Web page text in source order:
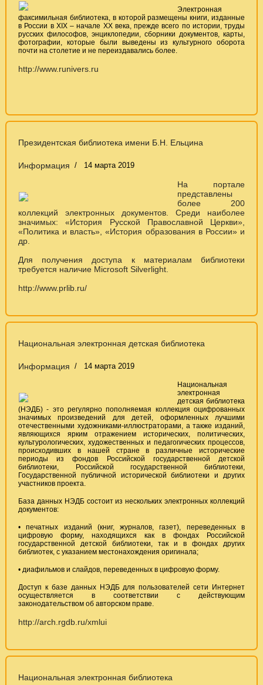
Электронная
факсимильная библиотека, в которой размещены книги, изданные
в России в ХIХ – начале ХХ века, прежде всего по истории, труды
русских философов, энциклопедии, сборники документов, карты,
фотографии, которые были выведены из культурного оборота
почти на столетие и не переиздавались более.
http://www.runivers.ru
Президентская библиотека имени Б.Н. Ельцина
Информация 14 марта 2019
На портале
представлены
более 200
коллекций электронных документов. Среди наиболее
значимых: «История Русской Православной Церкви»,
«Политика и власть», «История образования в России» и
др.
Для получения доступа к материалам библиотеки
требуется наличие Microsoft Silverlight.
http://www.prlib.ru/
Национальная электронная детская библиотека
Информация 14 марта 2019
Национальная
электронная
детская библиотека
(НЭДБ) - это регулярно пополняемая коллекция оцифрованных
значимых произведений для детей, оформленных лучшими
отечественными художниками-иллюстраторами, а также изданий,
являющихся ярким отражением исторических, политических,
культурологических, художественных и педагогических процессов,
происходивших в нашей стране в различные исторические
периоды из фондов Российской государственной детской
библиотеки, Российской государственной библиотеки,
Государственной публичной исторической библиотеки и других
участников проекта.
База данных НЭДБ состоит из нескольких электронных коллекций
документов:
• печатных изданий (книг, журналов, газет), переведенных в
цифровую форму, находящихся как в фондах Российской
государственной детской библиотеки, так и в фондах других
библиотек, с указанием местонахождения оригинала;
• диафильмов и слайдов, переведенных в цифровую форму.
Доступ к базе данных НЭДБ для пользователей сети Интернет
осуществляется в соответствии с действующим
законодательством об авторском праве.
http://arch.rgdb.ru/xmlui
Национальная электронная библиотека